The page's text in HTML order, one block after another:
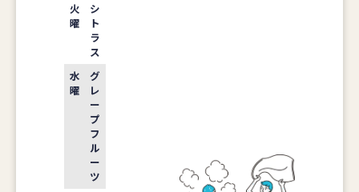
火
曜
シ
ト
ラ
ス
水
曜
グ
レ
ー
プ
フ
ル
ー
ツ